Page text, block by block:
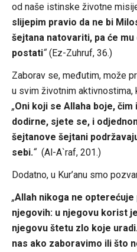
od naše istinske životne
slijepim pravio da ne bi
šejtana natovariti, pa će
postati“(Ez-Zuhruf, 36.)
Zaborav se, međutim, može
u svim životnim aktivnostima,
„Oni koji se Allaha boje,
dodirne, sjete se, i
šejtanove šejtani
sebi.“(Al-A`raf, 201.)
Dodatno, u Kur’anu smo
„Allah nikoga ne
njegovih: u njegovu korist
njegovu štetu zlo koje
nas ako zaboravimo ili što